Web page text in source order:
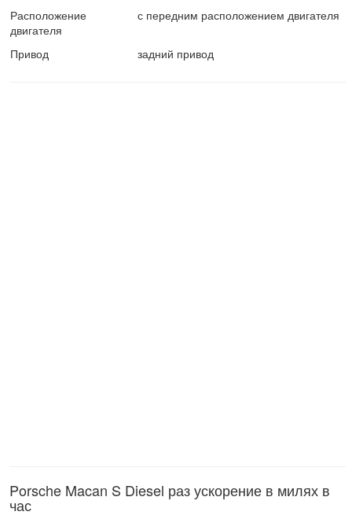
Расположение
двигателя
с передним расположением двигателя
Привод задний привод
Porsche Macan S Diesel раз ускорение в милях в
час